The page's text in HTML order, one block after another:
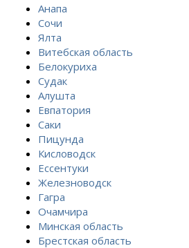
Анапа
Сочи
Ялта
Витебская область
Белокуриха
Судак
Алушта
Евпатория
Саки
Пицунда
Кисловодск
Ессентуки
Железноводск
Гагра
Очамчира
Минская область
Брестская область